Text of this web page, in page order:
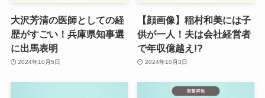
大沢芳清の医師としての経
歴がすごい！兵庫県知事選
に出馬表明
2024年10月5日
【顔画像】稲村和美には子
供が一人！夫は会社経営者
で年収億越え!?
2024年10月3日